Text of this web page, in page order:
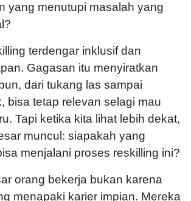
yang menutupi masalah yang
terdengar inklusif dan
Gagasan itu menyiratkan
dari tukang las sampai
bisa tetap relevan selagi mau
Tapi ketika kita lihat lebih dekat,
muncul: siapakah yang
menjalani proses reskilling ini?
orang bekerja bukan karena
menapaki karier impian. Mereka